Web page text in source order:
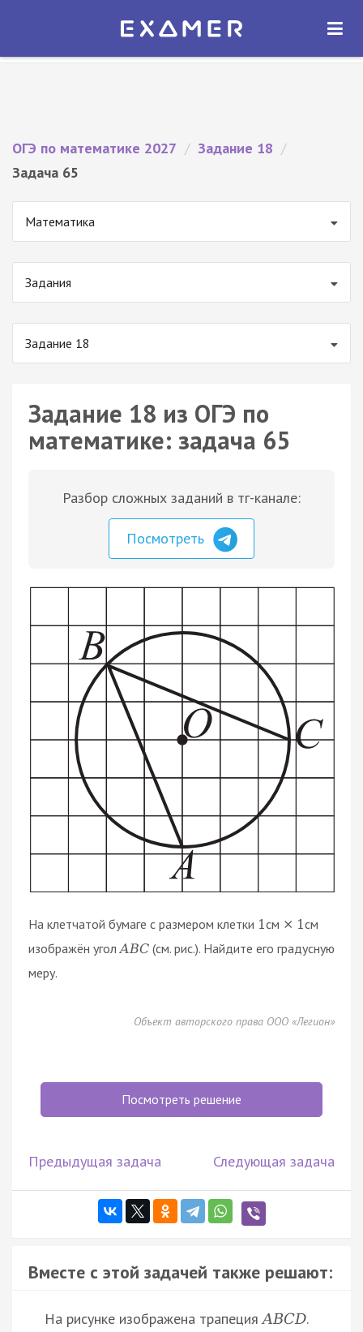
Экзамер — ЕГЭ 2027
ОТКРЫТЬ
ОГЭ по математике 2027 / Задание 18 /
Задача 65
Математика
Задания
Задание 18
Задание 18 из ОГЭ по
математике: задача 65
Разбор сложных заданий в тг-канале:
Посмотреть
На клетчатой бумаге с размером клетки 1см × 1см
изображён угол ABC (см. рис.). Найдите его градусную
меру.
Объект авторского права ООО «Легион»
Посмотреть решение
Предыдущая задача Следующая задача
Вместе с этой задачей также решают:
На рисунке изображена трапецияABCD.